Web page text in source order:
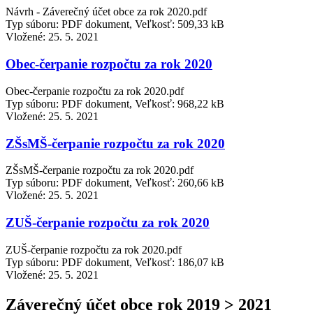
Návrh - Záverečný účet obce za rok 2020.pdf
Typ súboru: PDF dokument, Veľkosť: 509,33 kB
Vložené: 25. 5. 2021
Obec-čerpanie rozpočtu za rok 2020
Obec-čerpanie rozpočtu za rok 2020.pdf
Typ súboru: PDF dokument, Veľkosť: 968,22 kB
Vložené: 25. 5. 2021
ZŠsMŠ-čerpanie rozpočtu za rok 2020
ZŠsMŠ-čerpanie rozpočtu za rok 2020.pdf
Typ súboru: PDF dokument, Veľkosť: 260,66 kB
Vložené: 25. 5. 2021
ZUŠ-čerpanie rozpočtu za rok 2020
ZUŠ-čerpanie rozpočtu za rok 2020.pdf
Typ súboru: PDF dokument, Veľkosť: 186,07 kB
Vložené: 25. 5. 2021
Záverečný účet obce rok 2019 > 2021